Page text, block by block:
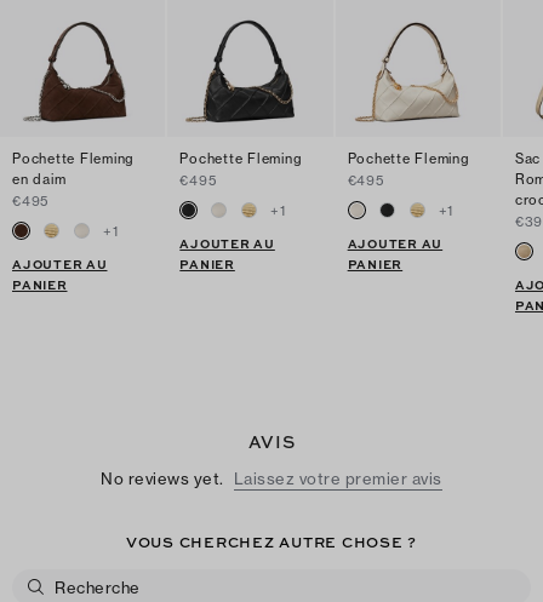
Pochette Fleming
en daim
€495
+1
AJOUTER AU
PANIER
Pochette Fleming
€495
+1
AJOUTER AU
PANIER
Pochette Fleming
€495
+1
AJOUTER AU
PANIER
AVIS
No reviews yet. Laissez votre premier avis
VOUS CHERCHEZ AUTRE CHOSE ?